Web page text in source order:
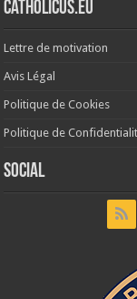
Catholicus.eu
Lettre de motivation
Avis Légal
Politique de Cookies
Politique de
Social